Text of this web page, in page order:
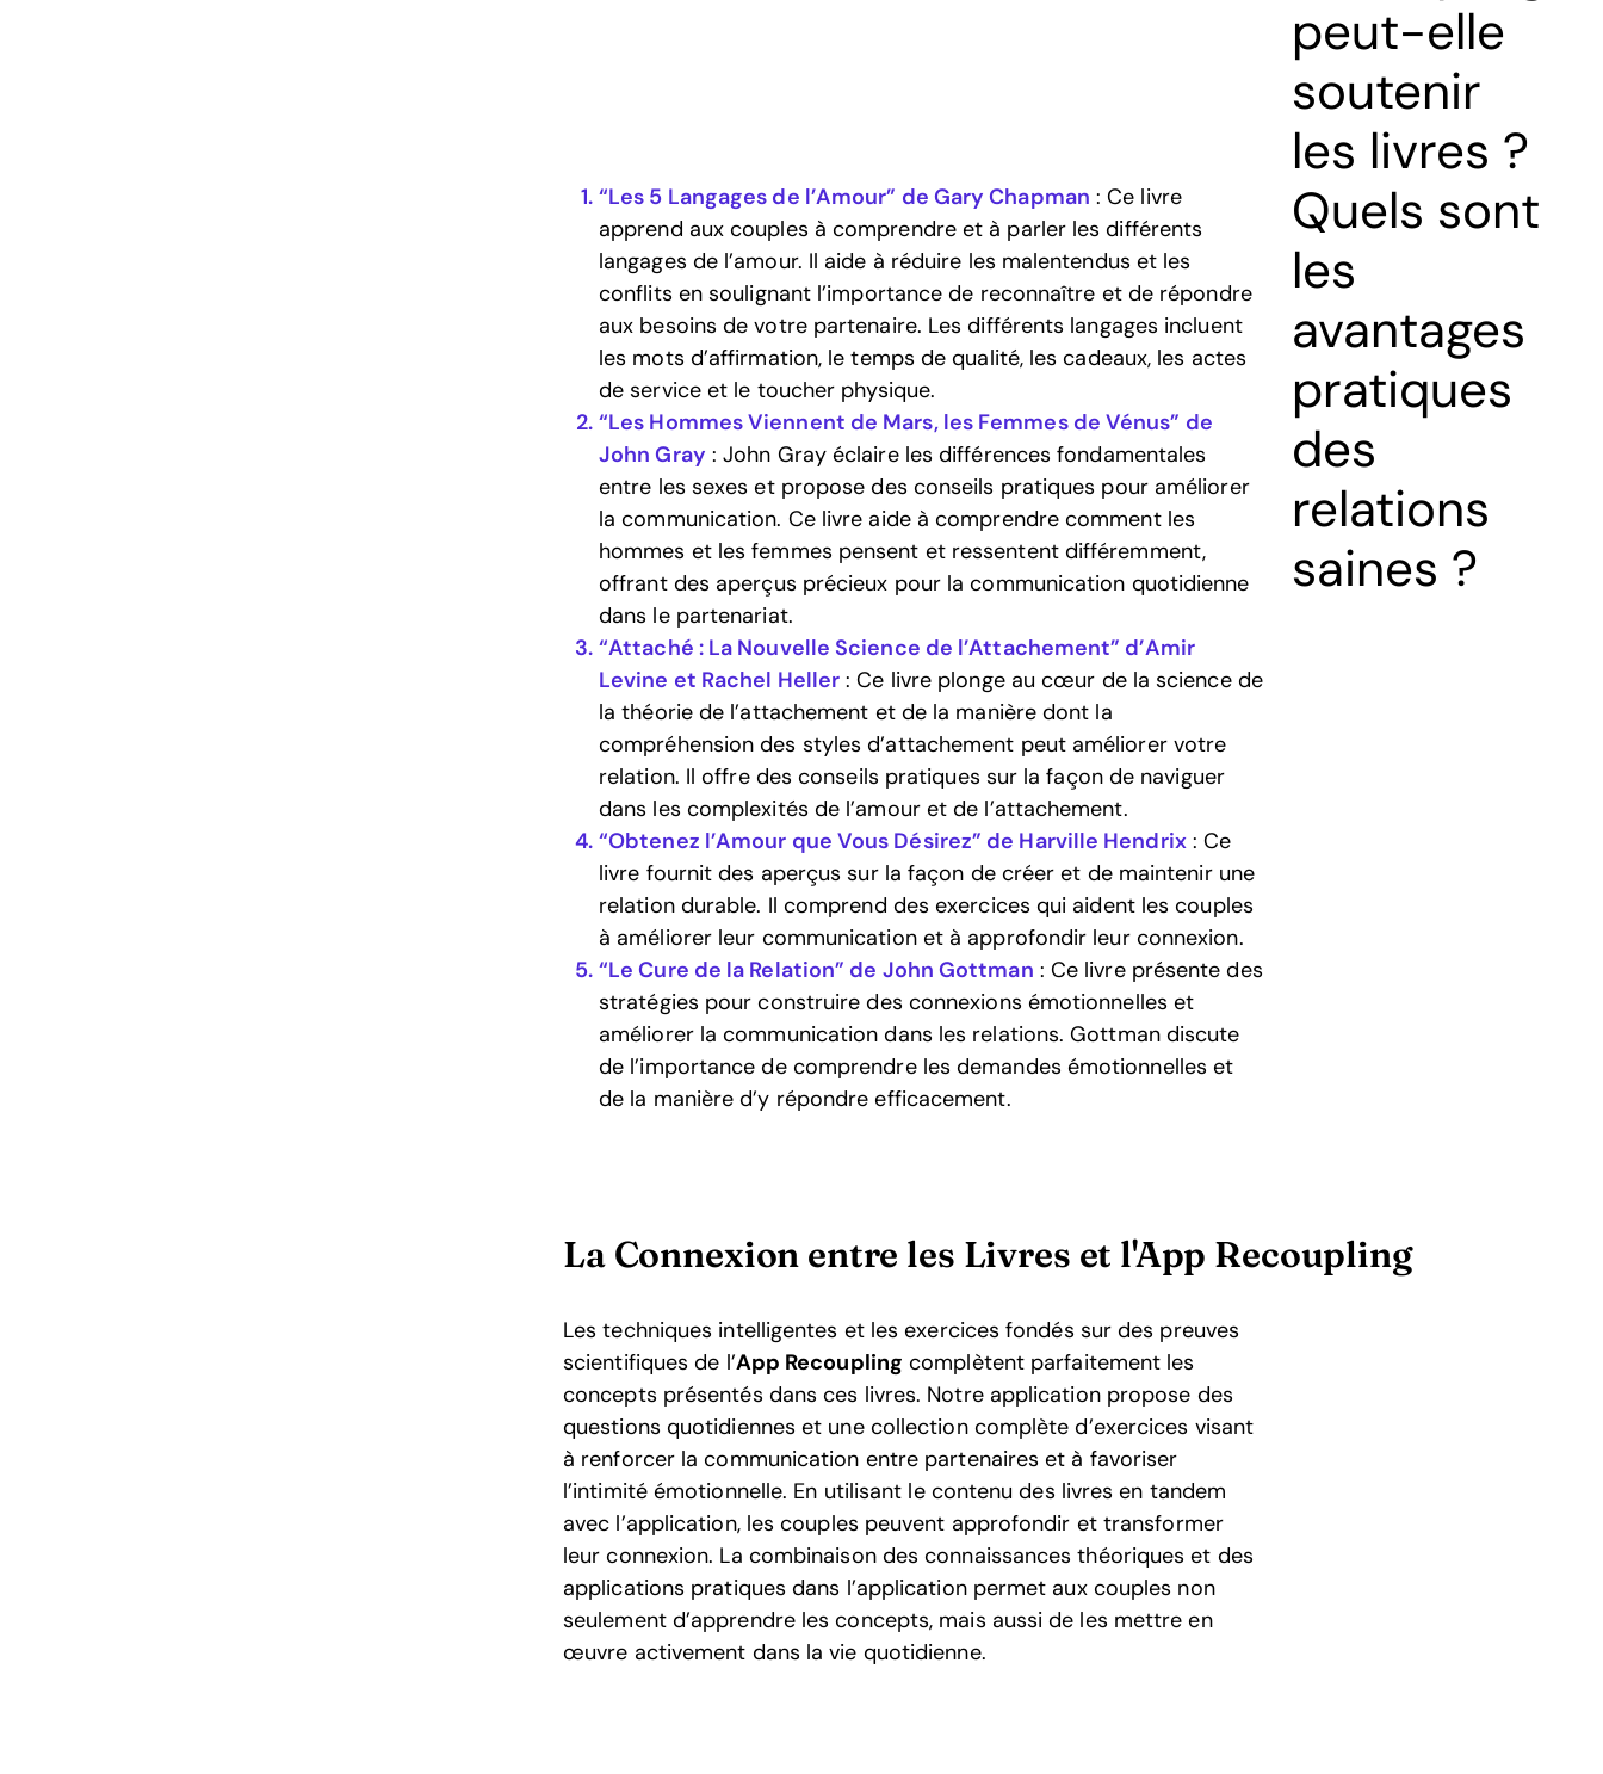
“Les 5 Langages de l’Amour” de Gary Chapman : Ce livre
apprend aux couples à comprendre et à parler les différents
langages de l’amour. Il aide à réduire les malentendus et les
conflits en soulignant l’importance de reconnaître et de répondre
aux besoins de votre partenaire. Les différents langages incluent
les mots d’affirmation, le temps de qualité, les cadeaux, les actes
de service et le toucher physique.
“Les Hommes Viennent de Mars, les Femmes de Vénus” de
John Gray : John Gray éclaire les différences fondamentales
entre les sexes et propose des conseils pratiques pour améliorer
la communication. Ce livre aide à comprendre comment les
hommes et les femmes pensent et ressentent différemment,
offrant des aperçus précieux pour la communication quotidienne
dans le partenariat.
“Attaché : La Nouvelle Science de l’Attachement” d’Amir
Levine et Rachel Heller : Ce livre plonge au cœur de la science de
la théorie de l’attachement et de la manière dont la
compréhension des styles d’attachement peut améliorer votre
relation. Il offre des conseils pratiques sur la façon de naviguer
dans les complexités de l’amour et de l’attachement.
“Obtenez l’Amour que Vous Désirez” de Harville Hendrix: Ce
livre fournit des aperçus sur la façon de créer et de maintenir une
relation durable. Il comprend des exercices qui aident les couples
à améliorer leur communication et à approfondir leur connexion.
“Le Cure de la Relation” de John Gottman : Ce livre présente des
stratégies pour construire des connexions émotionnelles et
améliorer la communication dans les relations. Gottman discute
de l’importance de comprendre les demandes émotionnelles et
de la manière d’y répondre efficacement.
La Connexion entre les Livres et l'App Recoupling
Les techniques intelligentes et les exercices fondés sur des preuves
scientifiques de l’App Recoupling complètent parfaitement les
concepts présentés dans ces livres. Notre application propose des
questions quotidiennes et une collection complète d’exercices visant
à renforcer la communication entre partenaires et à favoriser
l’intimité émotionnelle. En utilisant le contenu des livres en tandem
avec l’application, les couples peuvent approfondir et transformer
leur connexion. La combinaison des connaissances théoriques et des
applications pratiques dans l’application permet aux couples non
seulement d’apprendre les concepts, mais aussi de les mettre en
œuvre activement dans la vie quotidienne.
peut-elle
soutenir
les livres ?
Quels sont
les
avantages
pratiques
des
relations
saines ?